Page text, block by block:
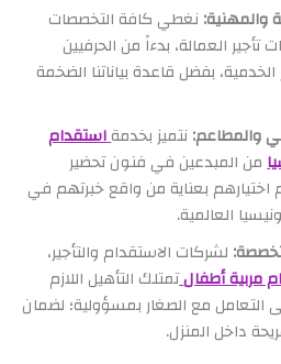
والمهنية:نغطي كافة التخصصات
تأجير العمالة، بدءاً من الحرفيين
بفضل قاعدة بياناتنا الضخمة
والمطاعم:نتميز بخدمةاستقدام
من المبدعين في فنون تحضير
اختيارهم بعناية من واقع خبرتهم في
العالمية.
لشركات الاستقدام والتأجير،
مربية أطفالتمتلك التأهيل اللازم
التعامل مع الصغار بمسؤولية؛ لضمان
داخل المنزل.